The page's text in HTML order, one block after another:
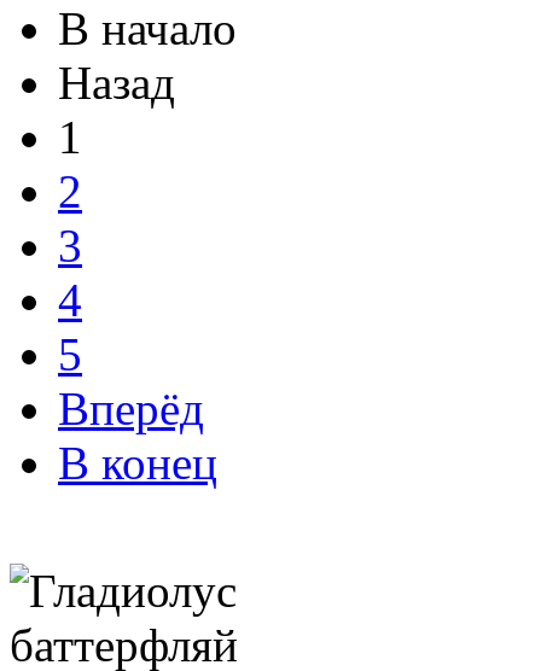
В начало
Назад
1
2
3
4
5
Вперёд
В конец